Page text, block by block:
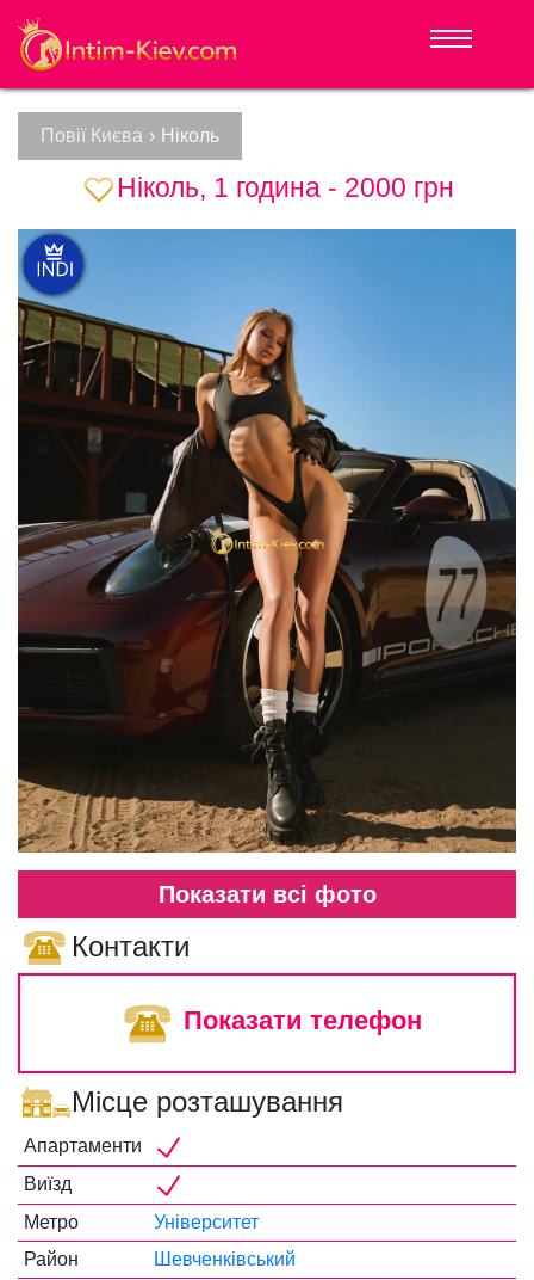
Повії Києва › Ніколь
Ніколь, 1 година - 2000 грн
Показати всі фото
Контакти
Показати телефон
Місце розташування
Апартаменти
Виїзд
Метро
Університет
Район
Шевченківський